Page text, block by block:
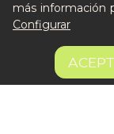
más información
Configurar